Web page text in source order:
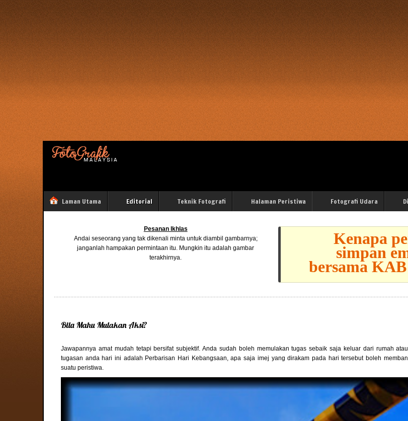
Laman Utama Editorial Teknik Fotografi Halaman Peristiwa Fotografi Udara
Pesanan Ikhlas
Andai seseorang yang tak dikenali minta untuk diambil gambarnya;
janganlah hampakan permintaan itu. Mungkin itu adalah gambar
terakhirnya.
Kenapa
simpan
bersama
Bila Mahu Mulakan Aksi?
Jawapannya amat mudah tetapi bersifat subjektif. Anda sudah boleh memulakan tugas sebaik saja keluar dari rumah
tugasan anda hari ini adalah Perbarisan Hari Kebangsaan, apa saja imej yang dirakam pada hari tersebut boleh
suatu peristiwa.